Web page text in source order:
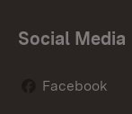
Social Media
Facebook